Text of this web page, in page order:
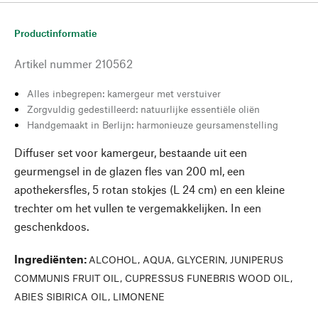
Productinformatie
Artikel nummer 210562
Alles inbegrepen: kamergeur met verstuiver
Zorgvuldig gedestilleerd: natuurlijke essentiële oliën
Handgemaakt in Berlijn: harmonieuze geursamenstelling
Diffuser set voor kamergeur, bestaande uit een
geurmengsel in de glazen fles van 200 ml, een
apothekersfles, 5 rotan stokjes (L 24 cm) en een kleine
trechter om het vullen te vergemakkelijken. In een
geschenkdoos.
Ingrediënten: ALCOHOL, AQUA, GLYCERIN, JUNIPERUS
COMMUNIS FRUIT OIL, CUPRESSUS FUNEBRIS WOOD OIL,
ABIES SIBIRICA OIL, LIMONENE